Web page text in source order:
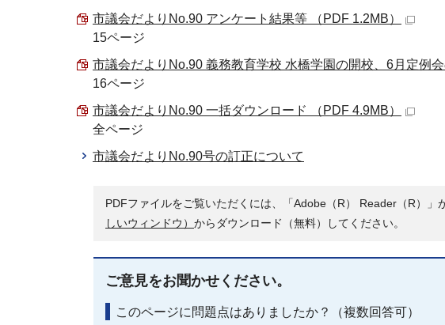
市議会だよりNo.90 アンケート結果等 （PDF 1.2MB）
15ページ
市議会だよりNo.90 義務教育学校 水橋学園の開校、6月定例会
16ページ
市議会だよりNo.90 一括ダウンロード （PDF 4.9MB）
全ページ
市議会だよりNo.90号の訂正について
PDFファイルをご覧いただくには、「Adobe（R） Reader（R）」
しいウィンドウ） からダウンロード（無料）してください。
ご意見をお聞かせください。
このページに問題点はありましたか？（複数回答可）